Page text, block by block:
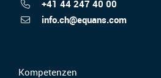
+41 44 247 40 00
info.ch@equans.com
Kompetenzen